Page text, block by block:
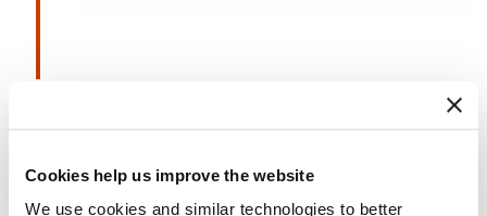
Cookies help us improve the website
We use cookies and similar technologies to better
2018-2020
CULINN